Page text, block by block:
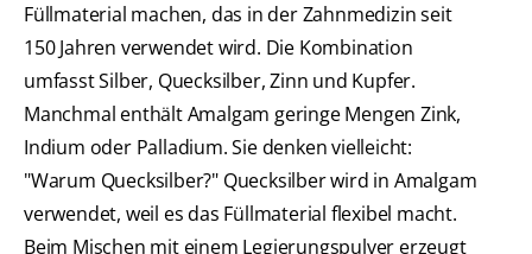
Füllmaterial machen, das in der Zahnmedizin seit
150 Jahren verwendet wird. Die Kombination
umfasst Silber, Quecksilber, Zinn und Kupfer.
Manchmal enthält Amalgam geringe Mengen Zink,
Indium oder Palladium. Sie denken vielleicht:
"Warum Quecksilber?" Quecksilber wird in Amalgam
verwendet, weil es das Füllmaterial flexibel macht.
Beim Mischen mit einem Legierungspulver erzeugt